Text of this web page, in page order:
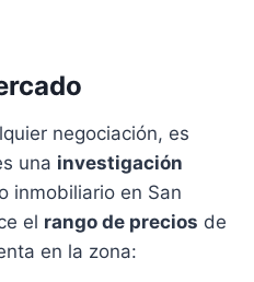
negociación, es
una investigación
inmobiliario en San
el rango de precios de
en la zona: